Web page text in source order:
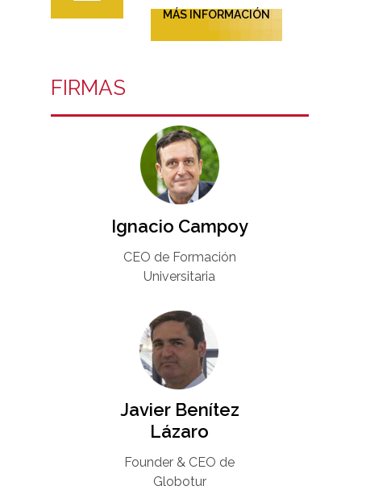
MÁS INFORMACIÓN
FIRMAS
Ignacio Campoy​
CEO de Formación
Universitaria​
Javier Benítez
Lázaro
Founder & CEO de
Globotur​